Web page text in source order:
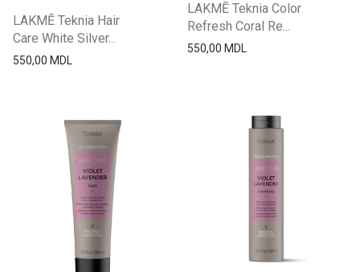
LAKMĒ Teknia Hair
Care White Silver...
550,00 MDL
LAKMĒ Teknia Color
Refresh Coral Re...
550,00 MDL